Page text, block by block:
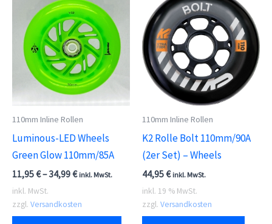
110mm Inline Rollen
Luminous-LED Wheels
Green Glow 110mm/85A
11,95€–34,99€ inkl. MwSt.
inkl. MwSt.
zzgl. Versandkosten
Dieses
110mm Inline Rollen
K2 Rolle Bolt 110mm/90A
(2er Set) – Wheels
44,95€ inkl. MwSt.
inkl. 19 % MwSt.
zzgl. Versandkosten